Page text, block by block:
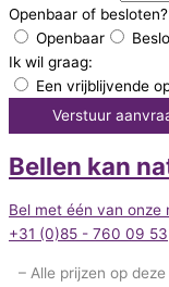
Openbaar of besloten?
Openbaar
Ik wil graag:
Een vrijblijvende
Verstuur
Bellen kan
Bel met één van onze
+31 (0)85 - 760 09 53
– Alle prijzen op